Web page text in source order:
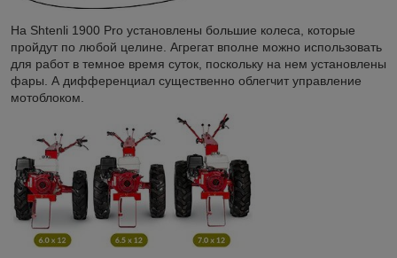
На Shtenli 1900 Pro установлены большие колеса, которые
пройдут по любой целине. Агрегат вполне можно использовать
для работ в темное время суток, поскольку на нем установлены
фары. А дифференциал существенно облегчит управление
мотоблоком.